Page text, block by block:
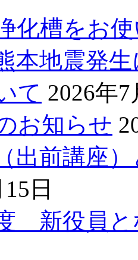
化槽をお
本地震発
て 2026年7
お知らせ
出前講座
日
新役員と